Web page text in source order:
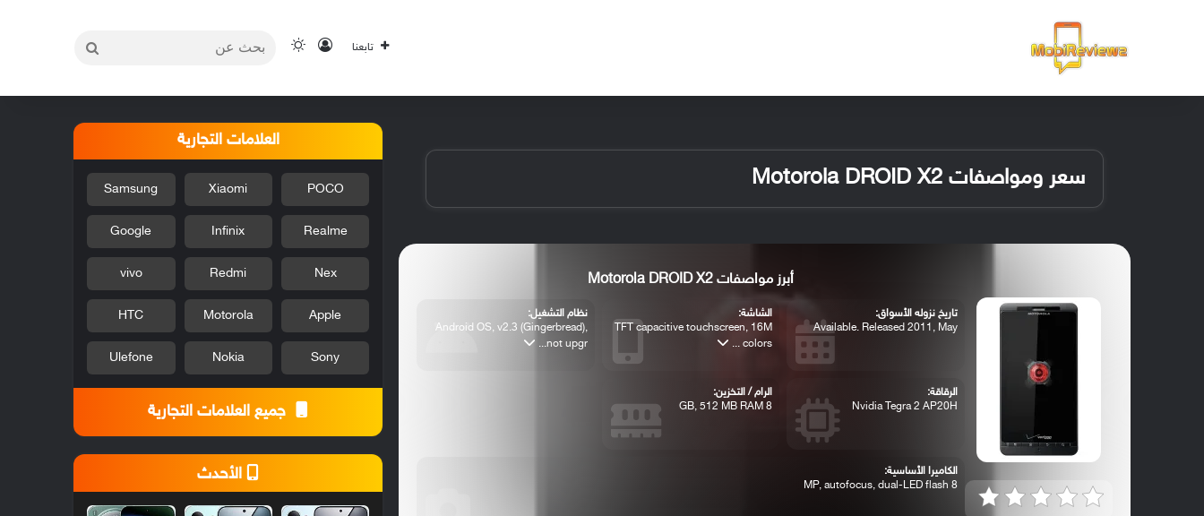
تابعنا تسجيل الدخول
الوضع المظلم
سعر ومواصفات Motorola DROID X2
أبرز مواصفات Motorola DROID X2
تاريخ نزوله الأسواق:
Available. Released 2011, May
الشاشة:
TFT capacitive touchscreen, 16M
colors ...
نظام التشغيل:
Android OS, v2.3 (Gingerbread),
not upgr...
الرقاقة:
Nvidia Tegra 2 AP20H
الرام / التخزين:
8 GB, 512 MB RAM
الكاميرا الأساسية:
8 MP, autofocus, dual-LED flash
العلامات التجارية
POCO
Xiaomi
Samsung
Realme
Infinix
Google
Nex
Redmi
vivo
Apple
Motorola
HTC
Sony
Nokia
Ulefone
جميع العلامات التجارية
الأحدث